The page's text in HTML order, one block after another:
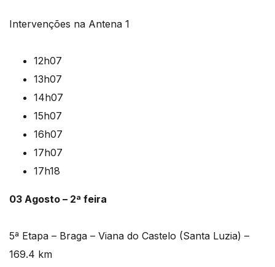
Intervenções na Antena 1
12h07
13h07
14h07
15h07
16h07
17h07
17h18
03 Agosto – 2ª feira
5ª Etapa – Braga – Viana do Castelo (Santa Luzia) –
169.4 km